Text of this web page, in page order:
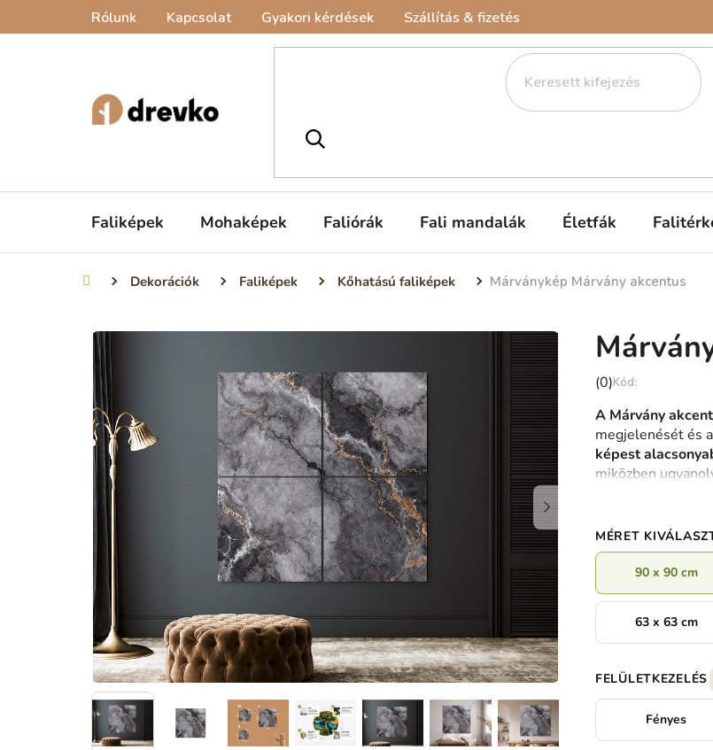
Rólunk Kapcsolat Gyakori kérdések Szállítás & fizetés
Faliképek Mohaképek Faliórák Fali mandalák Életfák
KezdőlapDekorációk Faliképek Kőhatású faliképek Márványkép Márvány akcentus
A
átlagos
értékelése
5-
ből
(0)
A Márvány
megjelenését és
képest
miközben
tartós szépséget.
MÉRET
90 x 90 cm
63 x 63 cm
FELÜLETKEZELÉS
Fényes